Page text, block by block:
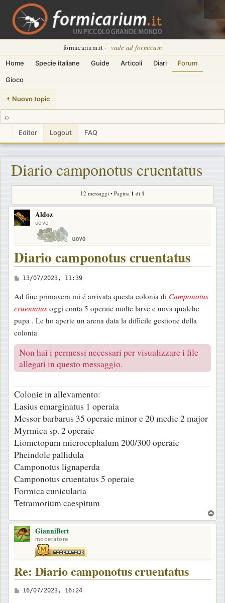
formicarium.it · vade ad formicam
Home Specie italiane Guide Articoli Diari Forum
Gioco
+ Nuovo topic
⌕
Editor Logout FAQ
🌙
Diario camponotus cruentatus
12 messaggi • Pagina 1 di 1
Aldoz
uovo
Diario camponotus cruentatus
M
s
s
a
g
g
i
o
13/07/2023, 11:39
Ad fine primavera mi é arrivata questa colonia di Camponotus
cruentatus oggi conta 5 operaie molte larve e uova qualche
pupa . Le ho aperte un arena data la difficile gestione della
colonia
Non hai i permessi necessari per visualizzare i file
allegati in questo messaggio.
Colonie in allevamento:
Lasius emarginatus 1 operaia
Messor barbarus 35 operaie minor e 20 medie 2 major
Myrmica sp. 2 operaie
Liometopum microcephalum 200/300 operaie
Pheindole pallidula
Camponotus lignaperda
Camponotus cruentatus 5 operaie
Formica cunicularia
Tetramorium caespitum
o
GianniBert
moderatore
Re: Diario camponotus cruentatus
M
16/07/2023, 16:24